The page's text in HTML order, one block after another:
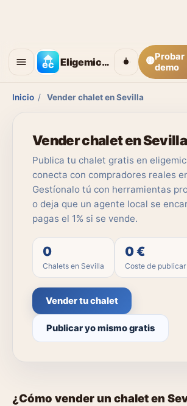
Eligemicasa 🟡Probar
demo
Inicio / Vender chalet en Sevilla
Vender chalet en Sevilla
Publica tu chalet gratis en
conecta con compradores reales
Gestíonalo tú con herramientas
o deja que un agente local se
pagas el 1% si se vende.
0
Chalets en Sevilla
0 €
Coste de publicar
Vender tu chalet
Publicar yo mismo gratis
¿Cómo vender un chalet en